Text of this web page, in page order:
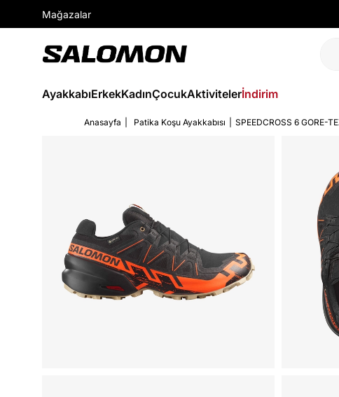
Mağazalar
AyakkabıErkekKadınÇocukAktivitelerİndirim
Anasayfa Patika Koşu Ayakkabısı SPEEDCROSS 6 GORE-